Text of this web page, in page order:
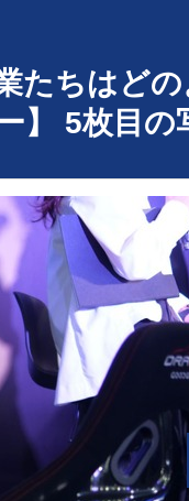
たちはど
】 5枚目の